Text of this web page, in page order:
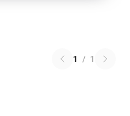
1 / 1